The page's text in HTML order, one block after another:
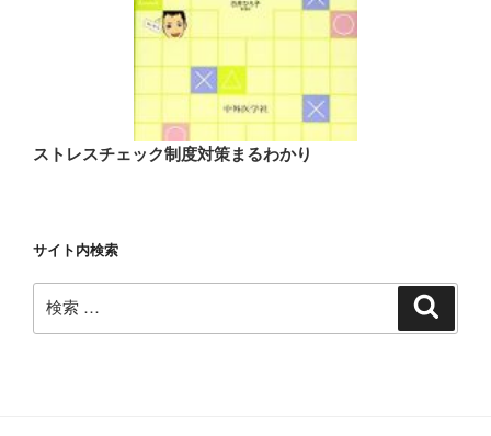
ストレスチェック制度対策まるわかり
サイト内検索
検
索: